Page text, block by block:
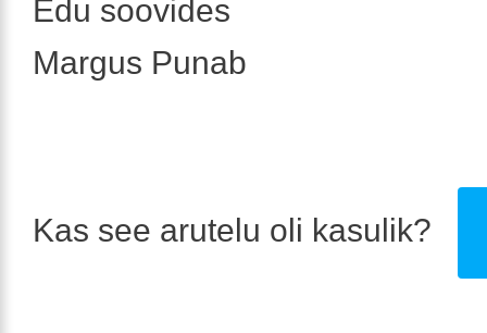
Edu soovides
Margus Punab
Kas see arutelu oli kasulik?